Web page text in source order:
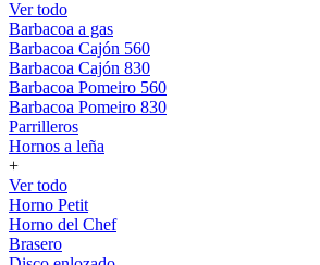
Ver todo
Barbacoa a gas
Barbacoa Cajón 560
Barbacoa Cajón 830
Barbacoa Pomeiro 560
Barbacoa Pomeiro 830
Parrilleros
Hornos a leña
+
Ver todo
Horno Petit
Horno del Chef
Brasero